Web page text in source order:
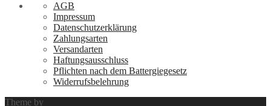
AGB
Impressum
Datenschutzerklärung
Zahlungsarten
Versandarten
Haftungsausschluss
Pflichten nach dem Battergiegesetz
Widerrufsbelehrung
Theme by